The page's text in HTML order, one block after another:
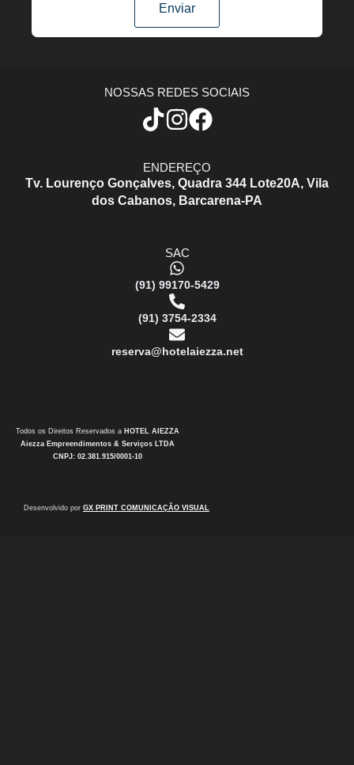
Enviar
SAC
(91) 99170-5429
(91) 3754-2334
reserva@hotelaiezza.net
ENDEREÇO
Tv. Lourenço Gonçalves, Quadra 344 Lote20A, Vila
dos Cabanos, Barcarena-PA
NOSSAS REDES SOCIAIS
Desenvolvido por GX PRINT COMUNICAÇÃO VISUAL
Todos os Direitos Reservados a HOTEL AIEZZA
Aiezza Empreendimentos & Serviços LTDA
CNPJ: 02.381.915/0001-10